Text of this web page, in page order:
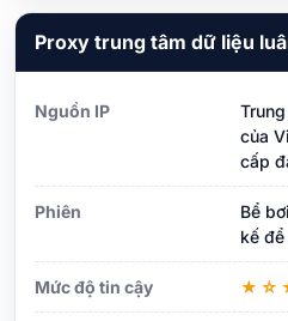
Proxy trung tâm dữ liệu
Nguồn IP
của
cấp
Phiên
Bể
kế
Mức độ tin cậy